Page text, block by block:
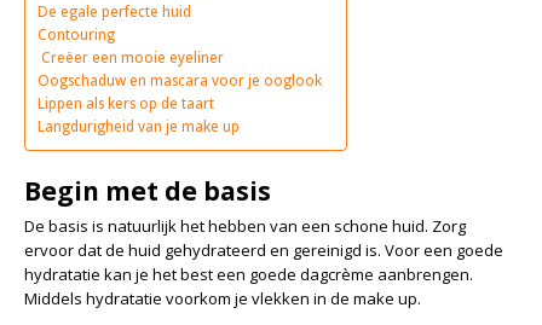
De egale perfecte huid
Contouring
Creëer een mooie eyeliner
Oogschaduw en mascara voor je ooglook
Lippen als kers op de taart
Langdurigheid van je make up
Begin met de basis
De basis is natuurlijk het hebben van een schone huid. Zorg
ervoor dat de huid gehydrateerd en gereinigd is. Voor een goede
hydratatie kan je het best een goede dagcrème aanbrengen.
Middels hydratatie voorkom je vlekken in de make up.